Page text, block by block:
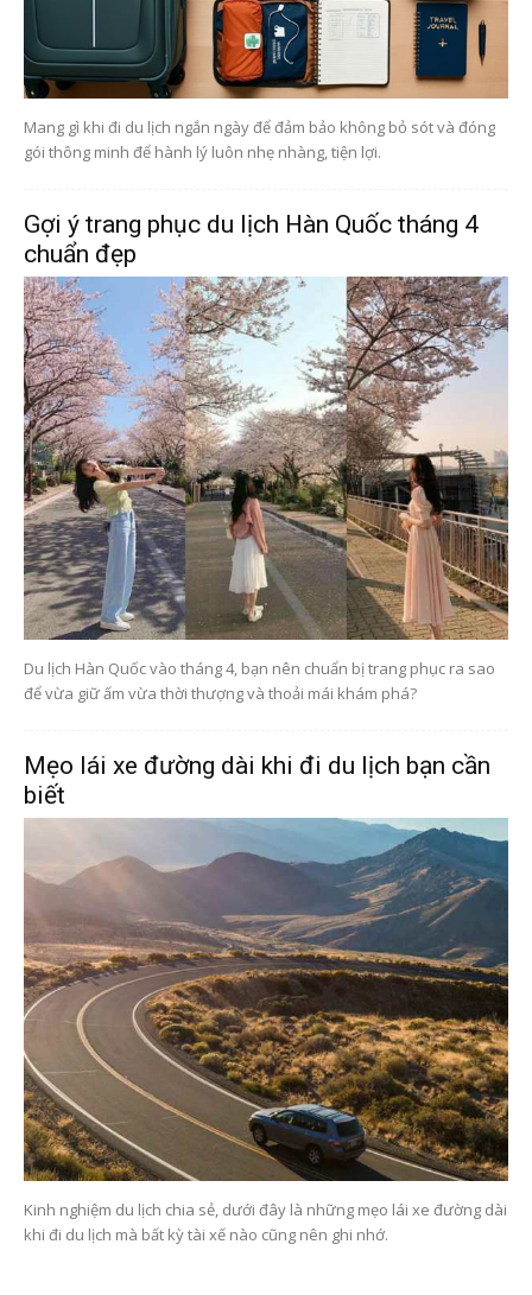
Mang gì khi đi du lịch ngắn ngày để đảm bảo không bỏ sót và đóng
gói thông minh để hành lý luôn nhẹ nhàng, tiện lợi.
Gợi ý trang phục du lịch Hàn Quốc tháng 4
chuẩn đẹp
Du lịch Hàn Quốc vào tháng 4, bạn nên chuẩn bị trang phục ra sao
để vừa giữ ấm vừa thời thượng và thoải mái khám phá?
Mẹo lái xe đường dài khi đi du lịch bạn cần
biết
Kinh nghiệm du lịch chia sẻ, dưới đây là những mẹo lái xe đường dài
khi đi du lịch mà bất kỳ tài xế nào cũng nên ghi nhớ.